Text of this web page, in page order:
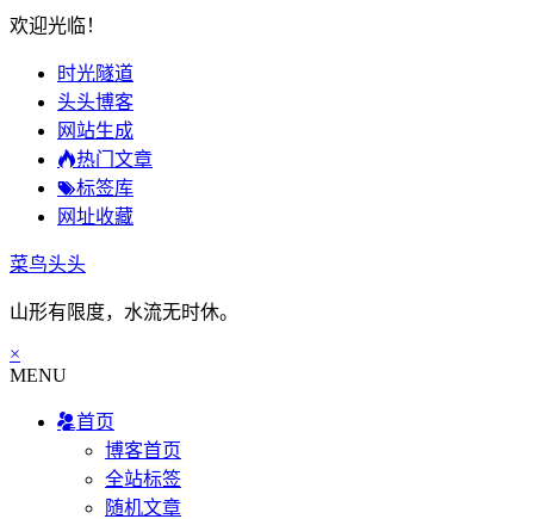
欢迎光临！
时光隧道
头头博客
网站生成
热门文章
标签库
网址收藏
菜鸟头头
山形有限度，水流无时休。
×
MENU
首页
博客首页
全站标签
随机文章